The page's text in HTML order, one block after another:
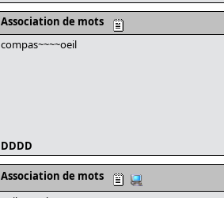
Association de mots
compas~~~~oeil
DDDD
Association de mots